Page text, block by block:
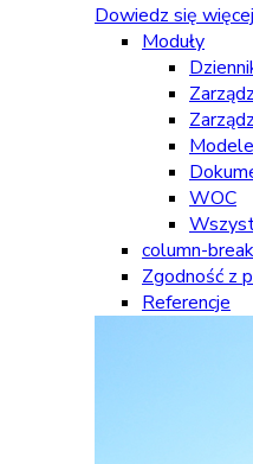
Dowiedz się więcej
Moduły
WOC
column-break
Zgodność z
Referencje